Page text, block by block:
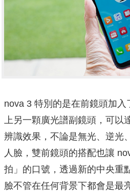
nova 3 特別的是在前鏡頭加
上另一顆廣光譜副鏡頭，可以
辨識效果，不論是無光、逆光
人臉，雙前鏡頭的搭配也讓
拍」的口號，透過新的中央重
臉不管在任何背景下都會是最